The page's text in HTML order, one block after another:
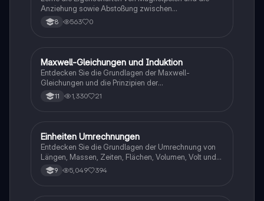
Anziehung sowie Abstoßung zwischen
verschiedenen Magneten kennen.
8 563 0
Physik
Maxwell-Gleichungen und Induktion
Entdecken Sie die Grundlagen der Maxwell-
Gleichungen und die Prinzipien der
elektromagnetischen Induktion. Diese
Zusammenfassung behandelt zentrale Konzepte wie
Transformatoren. Ideal für Physik LK-Studierende, die
sich auf Prüfungen vorbereiten oder ihr Wissen
vertiefen möchten.
11 1,330 21
Mathe
Einheiten Umrechnungen
Entdecken Sie die Grundlagen der Umrechnung von
Längen, Massen, Zeiten, Flächen, Volumen, Volt und
Newton. Diese Übersicht bietet Ihnen die wichtigsten
Umrechnungsfaktoren und erleichtert das Verständnis
9 5,049 394